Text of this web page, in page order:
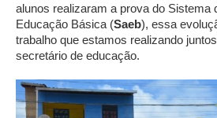
alunos realizaram a prova do Sistema
Educação Básica (Saeb), essa
trabalho que estamos realizando
secretário de educação.